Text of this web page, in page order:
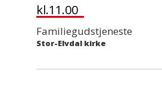
kl.11.00
Familiegudstjeneste
Stor-Elvdal kirke